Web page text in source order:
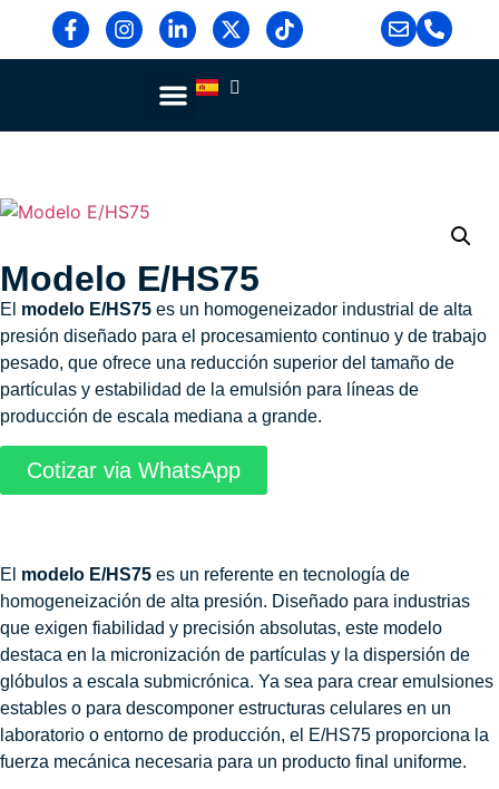
Modelo E/HS75
El modelo E/HS75 es un homogeneizador industrial de alta
presión diseñado para el procesamiento continuo y de trabajo
pesado, que ofrece una reducción superior del tamaño de
partículas y estabilidad de la emulsión para líneas de
producción de escala mediana a grande.
Cotizar via WhatsApp
El modelo E/HS75 es un referente en tecnología de
homogeneización de alta presión. Diseñado para industrias
que exigen fiabilidad y precisión absolutas, este modelo
destaca en la micronización de partículas y la dispersión de
glóbulos a escala submicrónica. Ya sea para crear emulsiones
estables o para descomponer estructuras celulares en un
laboratorio o entorno de producción, el E/HS75 proporciona la
fuerza mecánica necesaria para un producto final uniforme.